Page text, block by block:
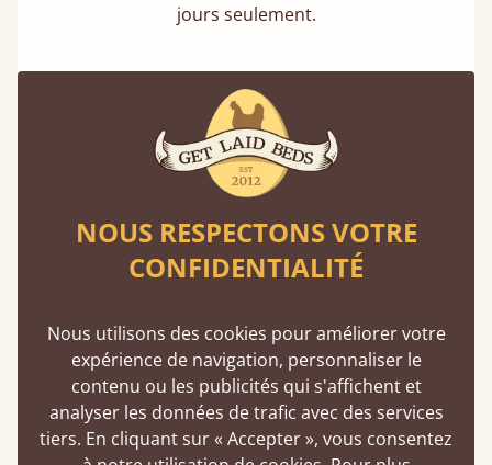
jours seulement.
Une solidité exceptionnelle
En moyenne, nos lits peuvent supporter un
NOUS RESPECTONS VOTRE
CONFIDENTIALITÉ
Nous utilisons des cookies pour améliorer votre
expérience de navigation, personnaliser le
contenu ou les publicités qui s'affichent et
analyser les données de trafic avec des services
tiers. En cliquant sur « Accepter », vous consentez